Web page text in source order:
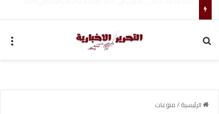
الرئيسية/منوعات